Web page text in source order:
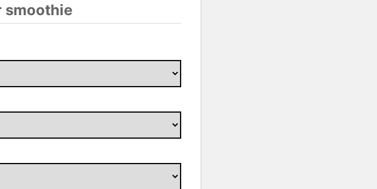
smoothie